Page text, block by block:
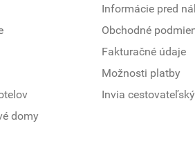
domy
Informácie pred
Obchodné
Fakturačné údaje
Možnosti platby
Invia